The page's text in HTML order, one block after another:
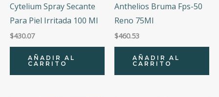
Cytelium Spray Secante
Para Piel Irritada 100 Ml
$430.07
AÑADIR AL
CARRITO
Anthelios Bruma Fps-50
Reno 75Ml
$460.53
AÑADIR AL
CARRITO